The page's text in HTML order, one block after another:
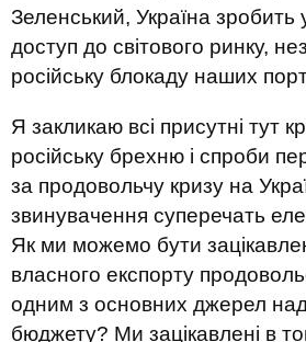
Зеленський, Україна
доступ до світового ринку,
російську блокаду наших
Я закликаю всі присутні тут
російську брехню і спроби
за продовольчу кризу на
звинувачення суперечать
Як ми можемо бути
власного експорту
одним з основних джерел
бюджету? Ми зацікавлені в